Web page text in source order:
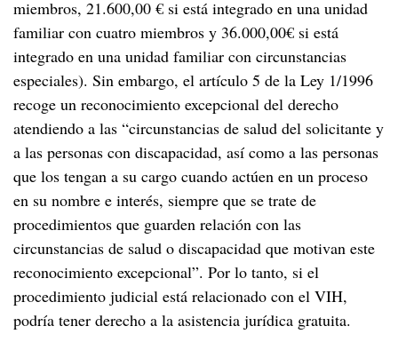
miembros, 21.600,00 € si está integrado en una unidad
familiar con cuatro miembros y 36.000,00€ si está
integrado en una unidad familiar con circunstancias
especiales). Sin embargo, el artículo 5 de la Ley 1/1996
recoge un reconocimiento excepcional del derecho
atendiendo a las “circunstancias de salud del solicitante y
a las personas con discapacidad, así como a las personas
que los tengan a su cargo cuando actúen en un proceso
en su nombre e interés, siempre que se trate de
procedimientos que guarden relación con las
circunstancias de salud o discapacidad que motivan este
reconocimiento excepcional”. Por lo tanto, si el
procedimiento judicial está relacionado con el VIH,
podría tener derecho a la asistencia jurídica gratuita.